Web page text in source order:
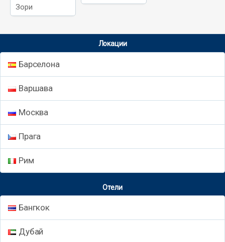
Зори
Локации
Барселона
Варшава
Москва
Прага
Рим
Отели
Бангкок
Дубай